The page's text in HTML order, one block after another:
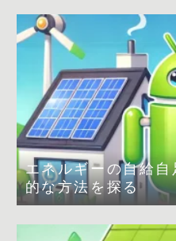
エネルギーの自給
的な方法を探る